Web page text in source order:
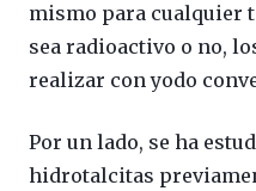
mismo para cualquier
sea radioactivo o no,
realizar con yodo
Por un lado, se ha
hidrotalcitas